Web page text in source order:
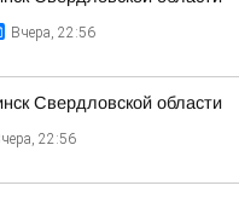
Вчера, 22:56
Свердловской области
22:56